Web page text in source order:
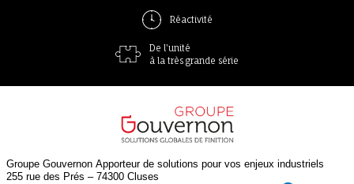
Réactivité
De l'unité
à la très grande série
Groupe Gouvernon Apporteur de solutions pour vos enjeux industriels
255 rue des Prés – 74300 Cluses